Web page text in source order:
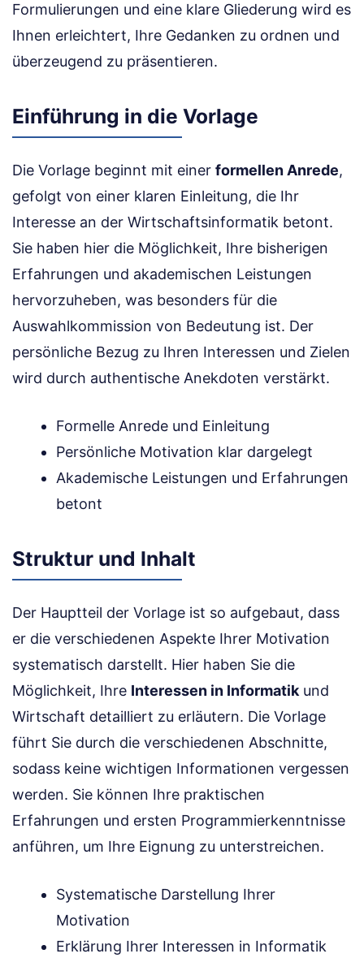
Formulierungen und eine klare Gliederung wird es
Ihnen erleichtert, Ihre Gedanken zu ordnen und
überzeugend zu präsentieren.
Einführung in die Vorlage
Die Vorlage beginnt mit einer formellen Anrede,
gefolgt von einer klaren Einleitung, die Ihr
Interesse an der Wirtschaftsinformatik betont.
Sie haben hier die Möglichkeit, Ihre bisherigen
Erfahrungen und akademischen Leistungen
hervorzuheben, was besonders für die
Auswahlkommission von Bedeutung ist. Der
persönliche Bezug zu Ihren Interessen und Zielen
wird durch authentische Anekdoten verstärkt.
Formelle Anrede und Einleitung
Persönliche Motivation klar dargelegt
Akademische Leistungen und Erfahrungen
betont
Struktur und Inhalt
Der Hauptteil der Vorlage ist so aufgebaut, dass
er die verschiedenen Aspekte Ihrer Motivation
systematisch darstellt. Hier haben Sie die
Möglichkeit, Ihre Interessen in Informatik und
Wirtschaft detailliert zu erläutern. Die Vorlage
führt Sie durch die verschiedenen Abschnitte,
sodass keine wichtigen Informationen vergessen
werden. Sie können Ihre praktischen
Erfahrungen und ersten Programmierkenntnisse
anführen, um Ihre Eignung zu unterstreichen.
Systematische Darstellung Ihrer
Motivation
Erklärung Ihrer Interessen in Informatik